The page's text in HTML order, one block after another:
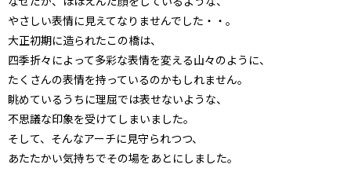
やさしい表情に見えてなりませんでした・・。
大正初期に造られたこの橋は、
四季折々によって多彩な表情を変える山々のように、
たくさんの表情を持っているのかもしれません。
眺めているうちに理屈では表せないような、
不思議な印象を受けてしまいました。
そして、そんなアーチに見守られつつ、
あたたかい気持ちでその場をあとにしました。